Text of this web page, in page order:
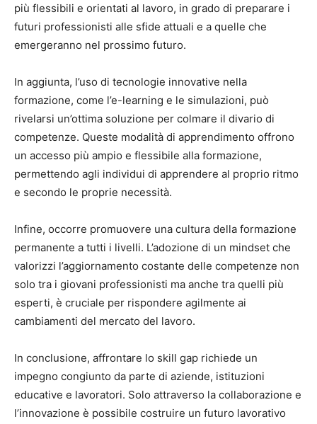
più flessibili e orientati al lavoro, in grado di preparare i
futuri professionisti alle sfide attuali e a quelle che
emergeranno nel prossimo futuro.
In aggiunta, l’uso di tecnologie innovative nella
formazione, come l’e-learning e le simulazioni, può
rivelarsi un’ottima soluzione per colmare il divario di
competenze. Queste modalità di apprendimento offrono
un accesso più ampio e flessibile alla formazione,
permettendo agli individui di apprendere al proprio ritmo
e secondo le proprie necessità.
Infine, occorre promuovere una cultura della formazione
permanente a tutti i livelli. L’adozione di un mindset che
valorizzi l’aggiornamento costante delle competenze non
solo tra i giovani professionisti ma anche tra quelli più
esperti, è cruciale per rispondere agilmente ai
cambiamenti del mercato del lavoro.
In conclusione, affrontare lo skill gap richiede un
impegno congiunto da parte di aziende, istituzioni
educative e lavoratori. Solo attraverso la collaborazione e
l’innovazione è possibile costruire un futuro lavorativo